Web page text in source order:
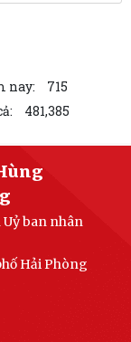
cán bộ
- xã hội 6 tháng đầu
TRỢ SỬA CHỮA VÀ
sắp xếp, tổ chức lại
luật lao động và
tác lựa chọn nhân